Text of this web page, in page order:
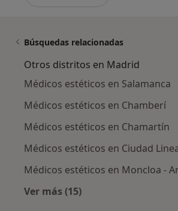
Búsquedas relacionadas
Otros distritos en Madrid
Médicos estéticos en Salamanca
Médicos estéticos en Chamberí
Médicos estéticos en Chamartín
Médicos estéticos en Ciudad
Médicos estéticos en Moncloa -
Ver más (15)